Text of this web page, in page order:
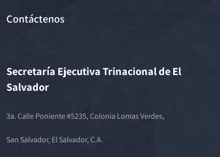
Contáctenos
Secretaría Ejecutiva Trinacional de El
Salvador
3a. Calle Poniente #5235, Colonia Lomas Verdes,
San Salvador, El Salvador, C.A.